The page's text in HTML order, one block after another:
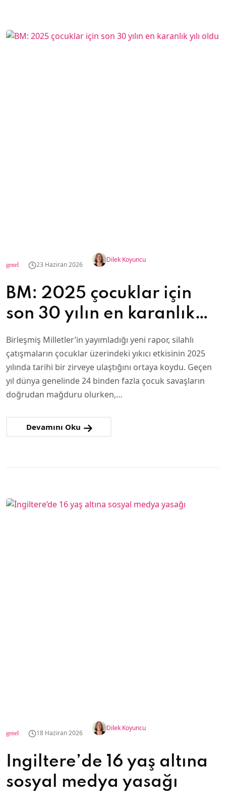
genel 23 Haziran 2026
Dilek Koyuncu
BM: 2025 çocuklar için
son 30 yılın en karanlık
yılı oldu
Birleşmiş Milletler’in yayımladığı yeni rapor, silahlı
çatışmaların çocuklar üzerindeki yıkıcı etkisinin 2025
yılında tarihi bir zirveye ulaştığını ortaya koydu. Geçen
yıl dünya genelinde 24 binden fazla çocuk savaşların
doğrudan mağduru olurken,…
Devamını Oku
genel 18 Haziran 2026
Dilek Koyuncu
İngiltere’de 16 yaş altına
sosyal medya yasağı